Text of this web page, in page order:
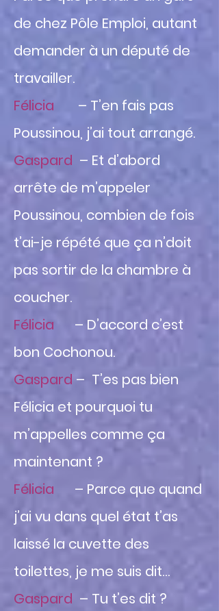
de chez Pôle Emploi, autant
demander à un député de
travailler.
Félicia – T’en fais pas
Poussinou, j’ai tout arrangé.
Gaspard – Et d’abord
arrête de m’appeler
Poussinou, combien de fois
t’ai-je répété que ça n’doit
pas sortir de la chambre à
coucher.
Félicia – D’accord c’est
bon Cochonou.
Gaspard – T’es pas bien
Félicia et pourquoi tu
m’appelles comme ça
maintenant ?
Félicia
– Parce que quand
j’ai vu dans quel état t’as
laissé la cuvette des
toilettes, je me suis dit…
Gaspard – Tu t’es dit ?